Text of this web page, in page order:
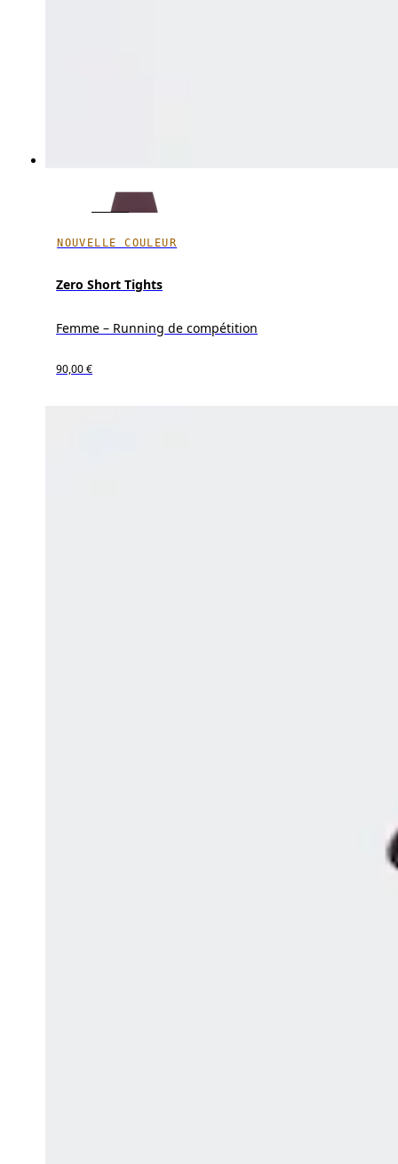
NOUVELLE COULEUR
Zero Short Tights
Femme – Running de compétition
90,00 €